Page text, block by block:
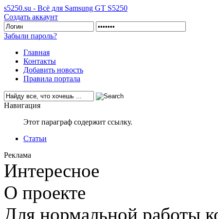
s5250.su - Всё для Samsung GT S5250
Создать аккаунт
Забыли пароль?
Главная
Контакты
Добавить новость
Правила портала
Навигация
Этот параграф содержит ссылку.
Статьи
Реклама
Интересное
О проекте
Для нормальной работы